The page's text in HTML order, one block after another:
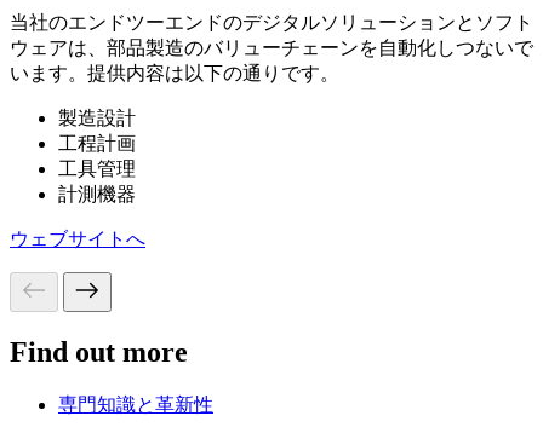
当社のエンドツーエンドのデジタルソリューションとソフト
ウェアは、部品製造のバリューチェーンを自動化しつないで
います。提供内容は以下の通りです。
製造設計
工程計画
工具管理
計測機器
ウェブサイトへ
Find out more
専門知識と革新性